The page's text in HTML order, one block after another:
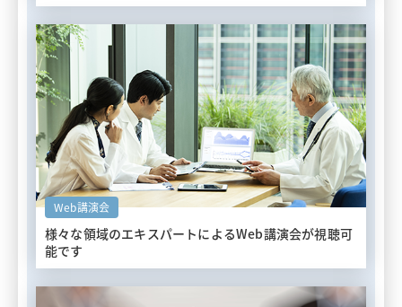
Web講演会
様々な領域のエキスパートによるWeb講演会が視聴可
能です